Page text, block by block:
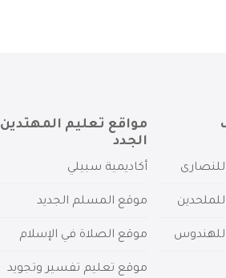
للنصارى
للهندوس
مواقع تعليم المهتدين
الجدد
أكاديمية سبيلي
موقع المسلم الجديد
موقع الصلاة في الإسلام
موقع تعليم تفسير وتجويد